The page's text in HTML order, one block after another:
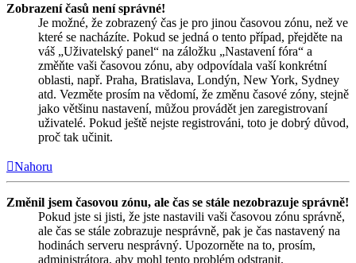
Zobrazení časů není správné!
Je možné, že zobrazený čas je pro jinou časovou zónu, než ve
které se nacházíte. Pokud se jedná o tento případ, přejděte na
váš „Uživatelský panel“ na záložku „Nastavení fóra“ a
změňte vaši časovou zónu, aby odpovídala vaší konkrétní
oblasti, např. Praha, Bratislava, Londýn, New York, Sydney
atd. Vezměte prosím na vědomí, že změnu časové zóny, stejně
jako většinu nastavení, můžou provádět jen zaregistrovaní
uživatelé. Pokud ještě nejste registrováni, toto je dobrý důvod,
proč tak učinit.
Nahoru
Změnil jsem časovou zónu, ale čas se stále nezobrazuje správně!
Pokud jste si jisti, že jste nastavili vaši časovou zónu správně,
ale čas se stále zobrazuje nesprávně, pak je čas nastavený na
hodinách serveru nesprávný. Upozorněte na to, prosím,
administrátora, aby mohl tento problém odstranit.